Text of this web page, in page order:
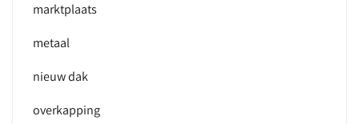
marktplaats
metaal
nieuw dak
overkapping